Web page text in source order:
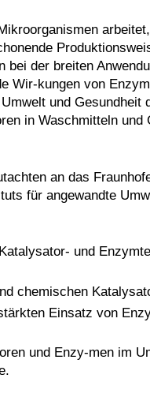
der breiten
Wir-kungen von
und Gesundheit
in Waschmitteln und
an das
für angewandte
und
chemischen
Einsatz von
und Enzy-men im